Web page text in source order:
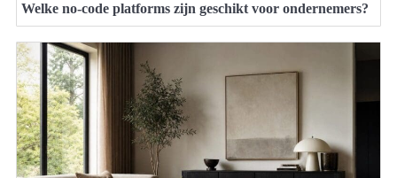
Welke no-code platforms zijn geschikt voor ondernemers?